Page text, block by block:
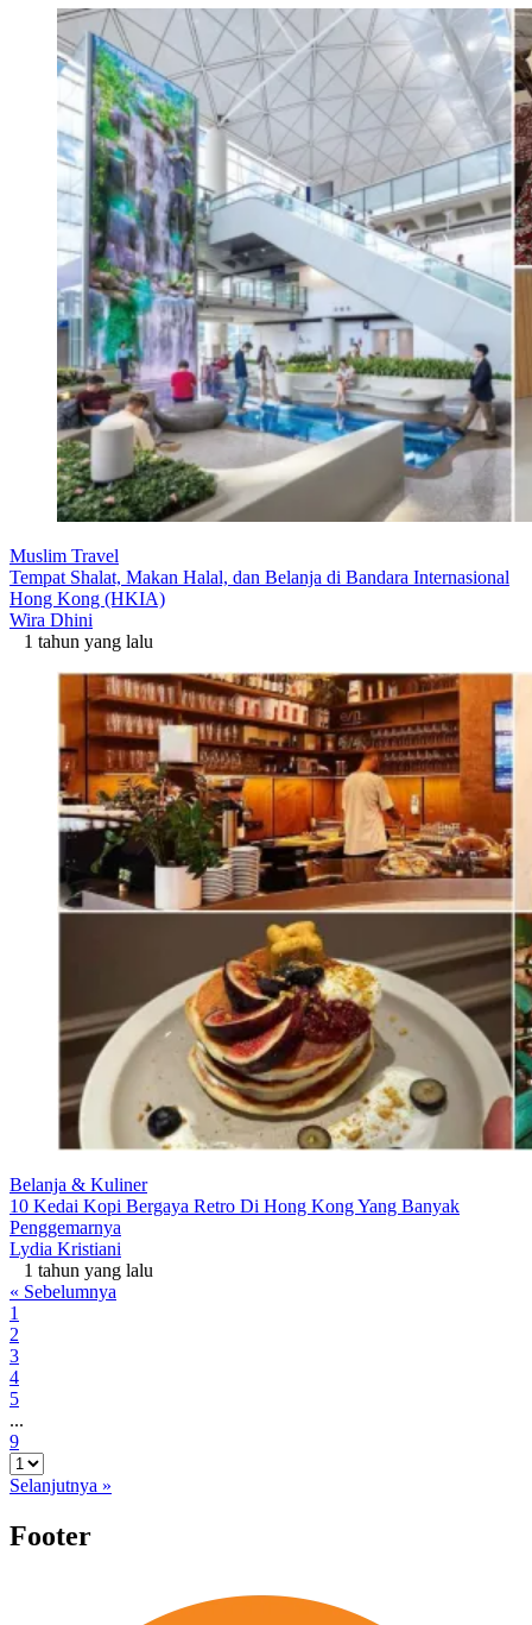
Muslim Travel
Tempat Shalat, Makan Halal, dan Belanja di Bandara Internasional
Hong Kong (HKIA)
Wira Dhini
1 tahun yang lalu
Belanja & Kuliner
10 Kedai Kopi Bergaya Retro Di Hong Kong Yang Banyak
Penggemarnya
Lydia Kristiani
1 tahun yang lalu
« Sebelumnya
1
2
3
4
5
...
9
Selanjutnya »
Footer